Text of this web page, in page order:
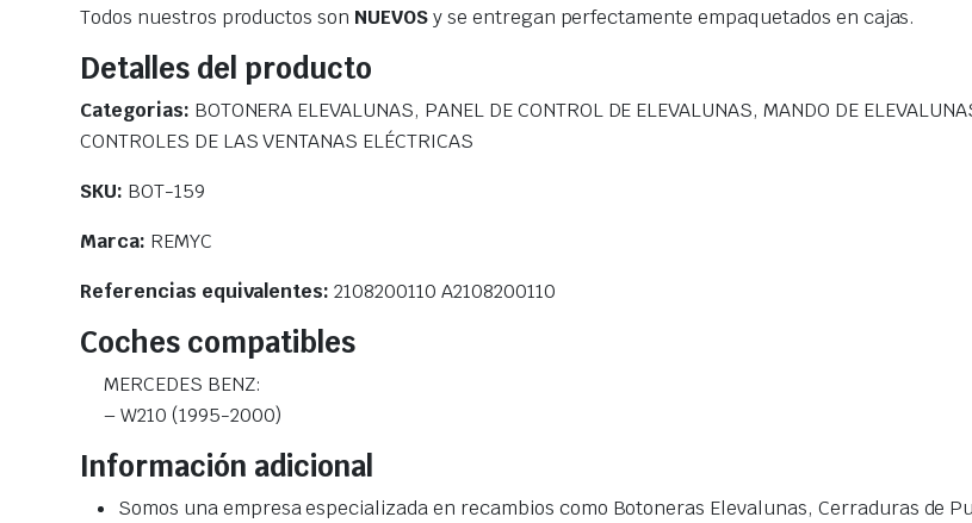
Todos nuestros productos son NUEVOSy se entregan perfectamente empaquetados en cajas.
Detalles del producto
Categorias: BOTONERA ELEVALUNAS, PANEL DE CONTROL DE ELEVALUNAS, MANDO DE
CONTROLES DE LAS VENTANAS ELÉCTRICAS
SKU: BOT-159
Marca: REMYC
Referencias equivalentes:2108200110 A2108200110
Coches compatibles
MERCEDES BENZ:
– W210 (1995-2000)
Información adicional
Somos una empresa especializada en recambios como Botoneras Elevalunas, Cerraduras de